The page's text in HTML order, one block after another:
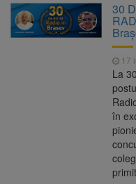
30
17
La
în